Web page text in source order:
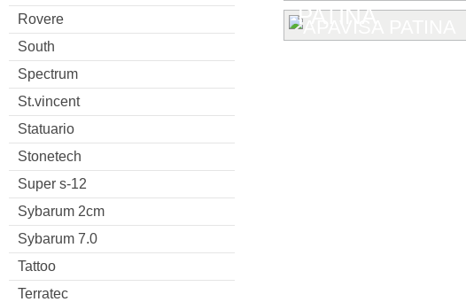
Rovere
South
Spectrum
St.vincent
Statuario
Stonetech
Super s-12
Sybarum 2cm
Sybarum 7.0
Tattoo
Terratec
PATINA